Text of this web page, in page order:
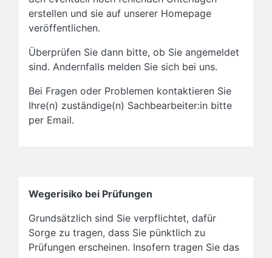
erstellen und sie auf unserer Homepage
veröffentlichen.
Überprüfen Sie dann bitte, ob Sie angemeldet
sind. Andernfalls melden Sie sich bei uns.
Bei Fragen oder Problemen kontaktieren Sie
Ihre(n) zuständige(n) Sachbearbeiter:in bitte
per Email.
Wegerisiko bei Prüfungen
Grundsätzlich sind Sie verpflichtet, dafür
Sorge zu tragen, dass Sie pünktlich zu
Prüfungen erscheinen. Insofern tragen Sie das